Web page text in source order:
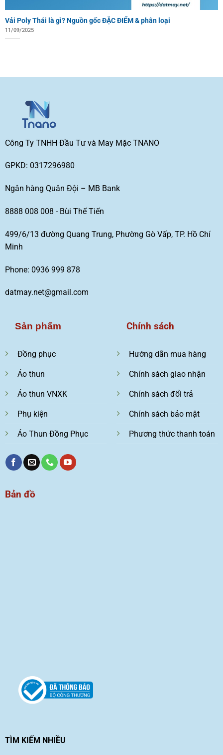
Vải Poly Thái là gì? Nguồn gốc ĐẶC ĐIỂM & phân loại
11/09/2025
Công Ty TNHH Đầu Tư và May Mặc TNANO
GPKD: 0317296980
Ngân hàng Quân Đội – MB Bank
8888 008 008 - Bùi Thế Tiến
499/6/13 đường Quang Trung, Phường Gò Vấp, TP. Hồ Chí
Minh
Phone: 0936 999 878
datmay.net@gmail.com
Sản phẩm
Đồng phục
Áo thun
Áo thun VNXK
Phụ kiện
Áo Thun Đồng Phục
Chính sách
Hướng dẫn mua hàng
Chính sách giao nhận
Chính sách đổi trả
Chính sách bảo mật
Phương thức thanh toán
Bản đồ
TÌM KIẾM NHIỀU